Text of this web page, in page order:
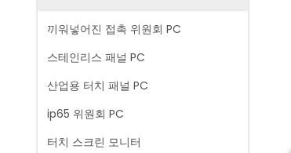
끼워넣어진 접촉 위원회 PC
스테인리스 패널 PC
산업용 터치 패널 PC
ip65 위원회 PC
터치 스크린 모니터